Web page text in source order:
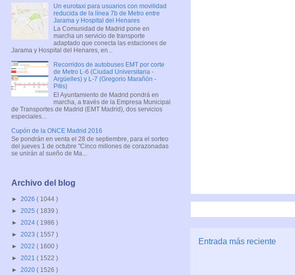
Entrada más reciente
Un eurotaxi para usuarios con movilidad
reducida de la línea 7b de Metro entre
Jarama y Hospital del Henares
La Comunidad de Madrid pone en
marcha un servicio de transporte
adaptado que conecta las estaciones de
Jarama y Hospital del Henares, en...
Recorridos de autobuses EMT por corte
de Metro L-6 (Ciudad Universitaria -
Argüelles) y L-7 (Gregorio Marañón -
Pitis)
El Ayuntamiento de Madrid pondrá en
marcha, a través de la Empresa Municipal
de Transportes de Madrid (EMT Madrid), dos servicios
especiales...
Cupón de la ONCE Madrid 2016
Se pondrán en venta el 28 de septiembre, para el sorteo
del jueves 1 de octubre "Cinco millones de corazonadas
se unirán al sueño de Ma...
Archivo del blog
► 2026 ( 1044 )
► 2025 ( 1839 )
► 2024 ( 1986 )
► 2023 ( 1557 )
► 2022 ( 1600 )
► 2021 ( 1522 )
► 2020 ( 1526 )